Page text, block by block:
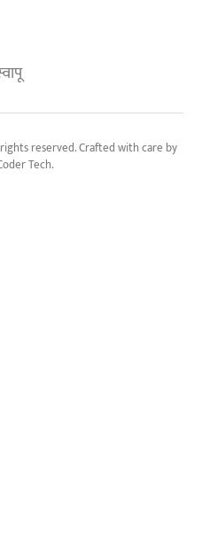
rights reserved. Crafted with care by
Tech.